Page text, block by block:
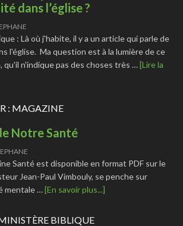
dans l’église ?
: Là où j'habite, il y a un article qui parle de
l'église. Ma question est à la lumière de ce
qu'il n'indique pas des choses très …[Lire la
: MAGAZINE
Notre Santé
Santé est disponible en format PDF sur le
Jean-Paul Vimbouly, se penche sur
mentale …[En savoir plus...]
BIBLIQUE